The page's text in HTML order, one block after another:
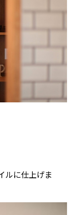
ルに仕上げま